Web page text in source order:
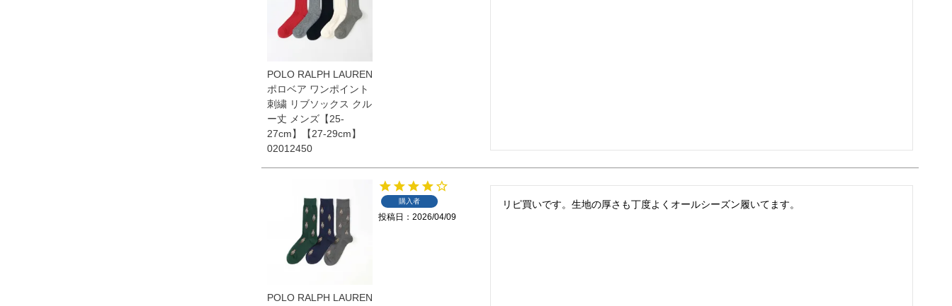
POLO RALPH LAUREN
ポロベア ワンポイント
刺繍 リブソックス クル
ー丈 メンズ【25-
27cm】【27-29cm】
02012450
POLO RALPH LAUREN
購入者
投稿日 2026/04/09
リピ買いです。生地の厚さも丁度よくオールシーズン履いてます。